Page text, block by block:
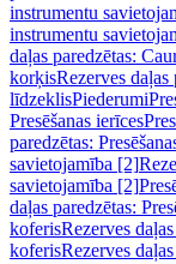
instrumentu
instrumentu
daļas paredzētas:
korķisRezerves daļas
līdzeklisPiederumi
Presēšanas ierīces
paredzētas:
savietojamība [2]
savietojamība [2]
daļas paredzētas:
koferisRezerves
koferisRezerves